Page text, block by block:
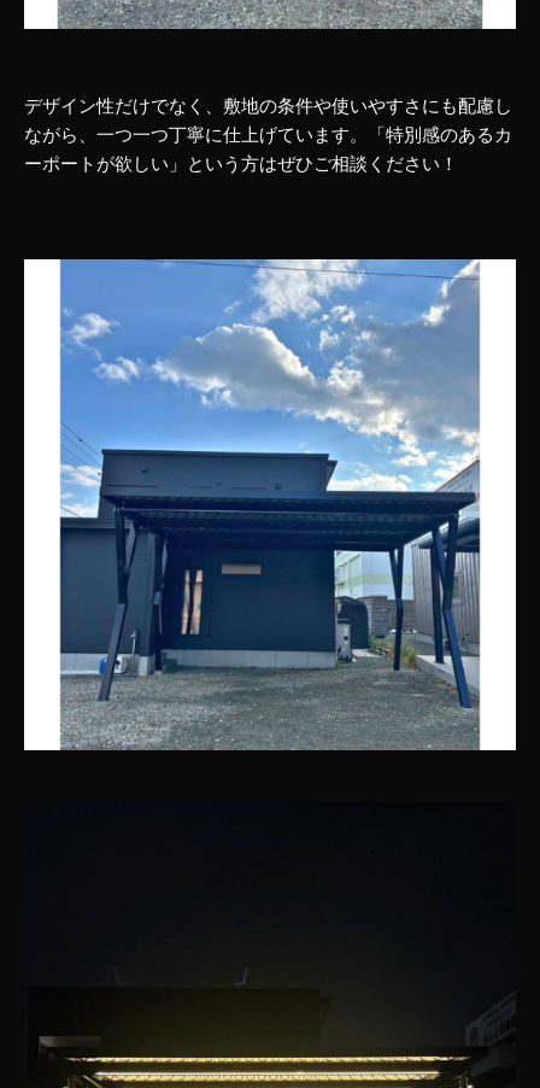
デザイン性だけでなく、敷地の条件や使いやすさにも配慮し
ながら、一つ一つ丁寧に仕上げています。「特別感のあるカ
ーポートが欲しい」という方はぜひご相談ください！